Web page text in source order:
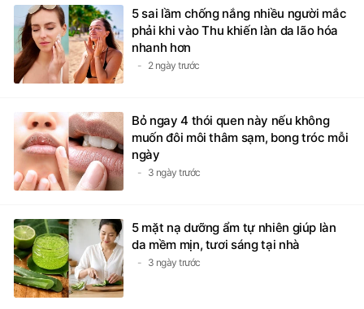
5 sai lầm chống nắng nhiều người mắc
phải khi vào Thu khiến làn da lão hóa
nhanh hơn
2 ngày trước
Bỏ ngay 4 thói quen này nếu không
muốn đôi môi thâm sạm, bong tróc mỗi
ngày
3 ngày trước
5 mặt nạ dưỡng ẩm tự nhiên giúp làn
da mềm mịn, tươi sáng tại nhà
3 ngày trước